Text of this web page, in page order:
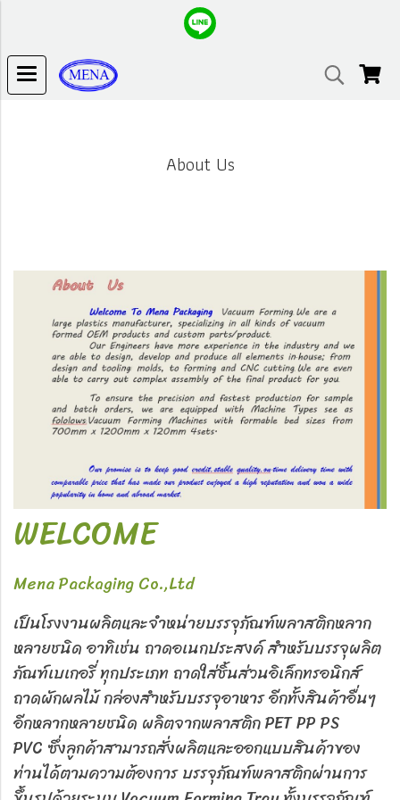
About Us
WELCOME
Mena Packaging Co.,Ltd
เป็นโรงงานผลิตและจำหน่ายบรรจุภัณฑ์พลาสติกหลาก
หลายชนิด อาทิเช่น ถาดอเนกประสงค์ สำหรับบรรจุผลิต
ภัณฑ์เบเกอรี่ ทุกประเภท ถาดใส่ชิ้นส่วนอิเล็กทรอนิกส์
ถาดผักผลไม้ กล่องสำหรับบรรจุอาหาร อีกทั้งสินค้าอื่นๆ
อีกหลากหลายชนิด ผลิตจากพลาสติก PET PP PS
PVC ซึ่งลูกค้าสามารถสั่งผลิตและออกแบบสินค้าของ
ท่านได้ตามความต้องการ บรรจุภัณฑ์พลาสติกผ่านการ